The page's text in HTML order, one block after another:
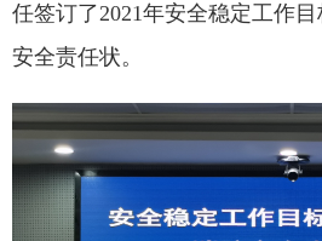
任签订了2021年安全稳定工作
安全责任状。